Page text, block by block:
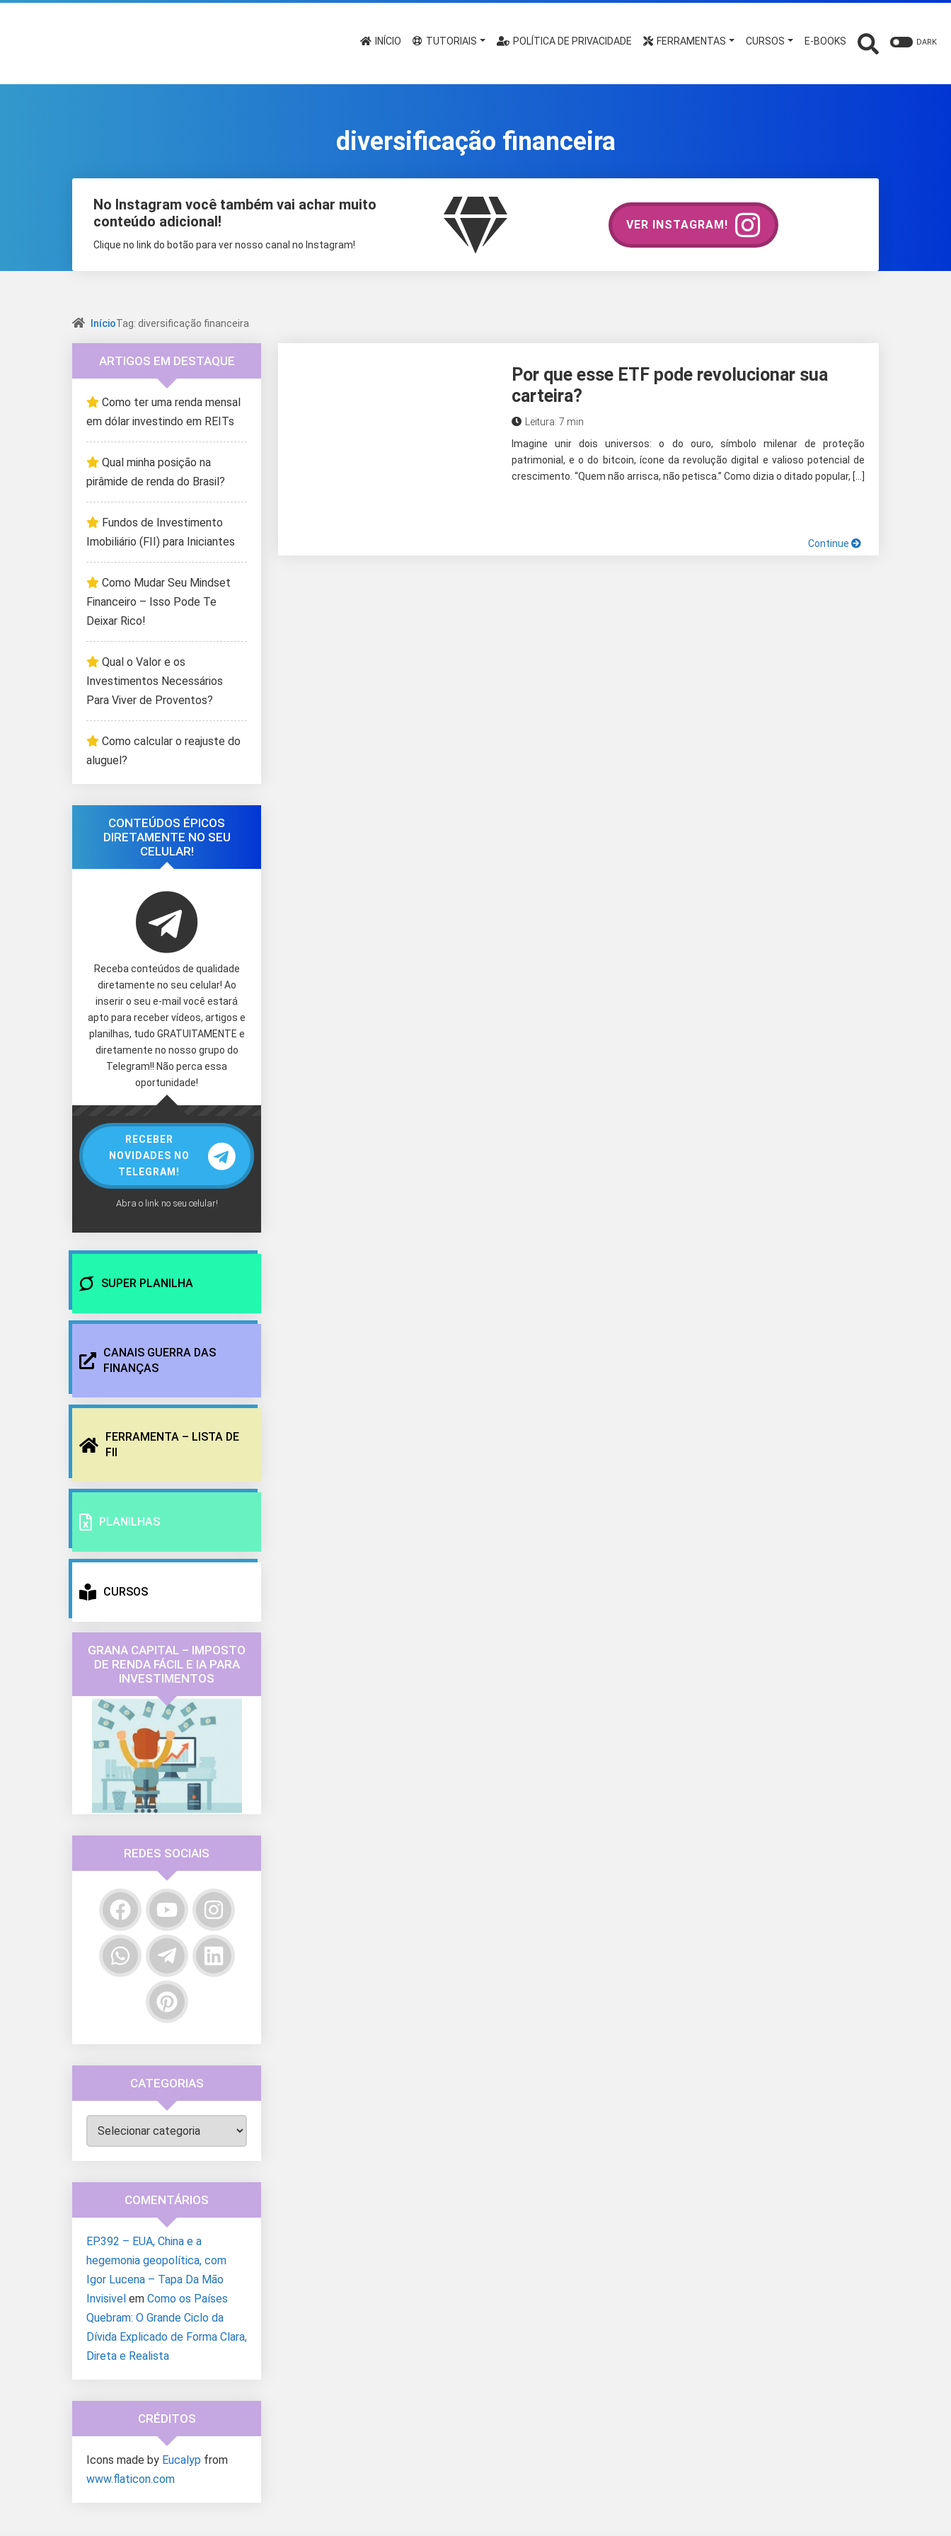
INÍCIO TUTORIAIS POLÍTICA DE PRIVACIDADE FERRAMENTAS CURSOS E-BOOKS DARK
diversificação financeira
No Instagram você também vai achar muito
conteúdo adicional!
Clique no link do botão para ver nosso canal no Instagram!
VER INSTAGRAM!
InícioTag: diversificação financeira
Por que esse ETF pode revolucionar sua
carteira?
Leitura: 7 min
Imagine unir dois universos: o do ouro, símbolo milenar de proteção
patrimonial, e o do bitcoin, ícone da revolução digital e valioso potencial de
crescimento. “Quem não arrisca, não petisca.” Como dizia o ditado popular, […]
Continue
ARTIGOS EM DESTAQUE
Como ter uma renda mensal
em dólar investindo em REITs
Qual minha posição na
pirâmide de renda do Brasil?
Fundos de Investimento
Imobiliário (FII) para Iniciantes
Como Mudar Seu Mindset
Financeiro – Isso Pode Te
Deixar Rico!
Qual o Valor e os
Investimentos Necessários
Para Viver de Proventos?
Como calcular o reajuste do
aluguel?
CONTEÚDOS ÉPICOS
DIRETAMENTE NO SEU
CELULAR!
Receba conteúdos de qualidade
diretamente no seu celular! Ao
inserir o seu e-mail você estará
apto para receber vídeos, artigos e
planilhas, tudo GRATUITAMENTE e
diretamente no nosso grupo do
Telegram!! Não perca essa
oportunidade!
RECEBER
NOVIDADES NO
TELEGRAM!
Abra o link no seu celular!
SUPER PLANILHA
CANAIS GUERRA DAS
FINANÇAS
FERRAMENTA – LISTA DE
FII
PLANILHAS
CURSOS
GRANA CAPITAL – IMPOSTO
DE RENDA FÁCIL E IA PARA
INVESTIMENTOS
REDES SOCIAIS
CATEGORIAS
Categorias
COMENTÁRIOS
EP.392 – EUA, China e a
hegemonia geopolítica, com
Igor Lucena – Tapa Da Mão
Invisivel em Como os Países
Quebram: O Grande Ciclo da
Dívida Explicado de Forma Clara,
Direta e Realista
CRÉDITOS
Icons made by Eucalyp from
www.flaticon.com